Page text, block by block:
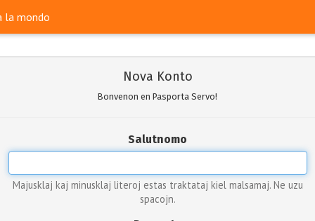
la mondo
Nova Konto
Bonvenon en Pasporta Servo!
Salutnomo
Majusklaj kaj minusklaj literoj estas traktataj kiel malsamaj. Ne uzu
spacojn.